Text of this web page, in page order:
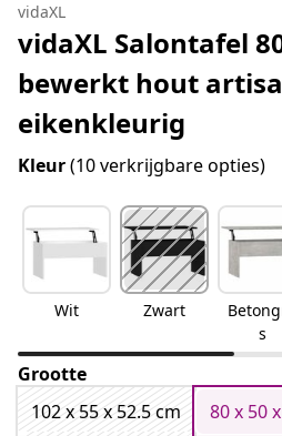
vidaXL
vidaXL Salontafel
bewerkt hout
eikenkleurig
Kleur(10 verkrijgbare opties)
Wit Zwart
s
Grootte
102 x 55 x 52.5 cm
80 x 50